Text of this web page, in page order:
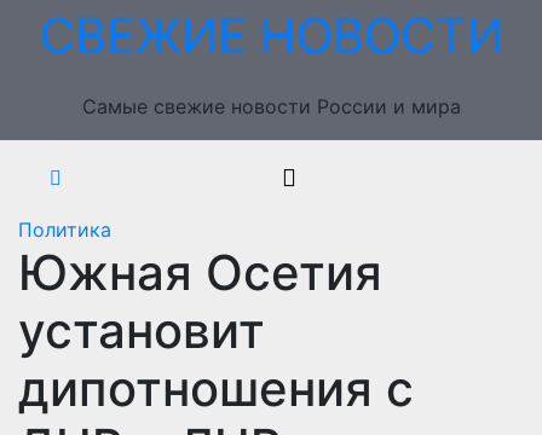
ПерейтиСВЕЖИЕ НОВОСТИ
Самые свежие новости России и мира
Политика
Южная Осетия
установит
дипотношения с